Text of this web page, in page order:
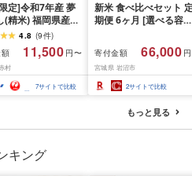
定]令和7年産 夢
(精米) 福岡県産ブ
米 10kg (品
4.8 (9件)
11,500 円〜
村
7サイトで比較
新米 食べ比べセット
期便 6ヶ月 [選べる容
ん つきあかり つや姫
じのきらめき だて正夢
ひとめぼれ ササニシキ
セット 銘柄米 味比べ
リエーション お楽しみ
食味 毎日の食卓 毎月
わる 色々試せる 志賀
米 岩沼産米
寄付金額 66,000
宮城県 岩沼市
2サイトで比較
もっと見る
キング